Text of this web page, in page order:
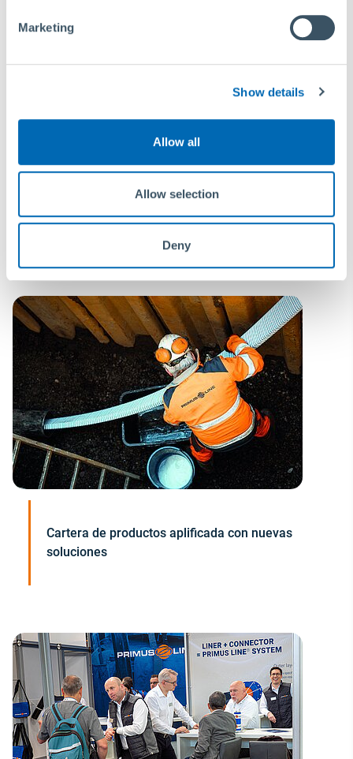
Marketing
Show details
Allow all
Allow selection
Deny
¡Fuertes juntos por los niños!
Cartera de productos aplificada con nuevas
soluciones